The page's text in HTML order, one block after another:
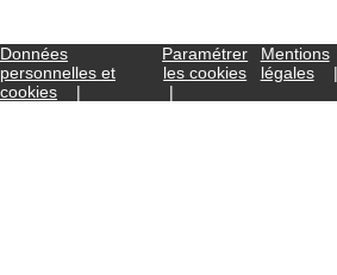
Données
personnelles et
cookies
Paramétrer
les cookies
Mentions
légales